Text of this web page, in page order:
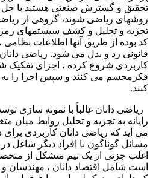
تحقیق و گسترش صنعتی هستند با حل
روشهای ریاضی شوند، گروهی از
تجزیه و تحلیل و کشف سیستمهای
کد بوده از طریق آنها اطلاعات نظامی
قانونی رد و بدل می شود. ریاضی
کاربردی شروع کرده ، اجزای تفکیک
فکرمجسم می کنند و سپس اجزا را به
کنند.
ریاضی دانان غالباً با نمونه سازی
رایانه به تجزیه و تحلیل روابط میان
می آید که ریاضی دانان کاربردی برای
مسائل گوناگون با افراد دیگر شاغل
اغلب جزئی از یک تیم متشکل از
است شامل اقتصاد دانان ، مهندسان و